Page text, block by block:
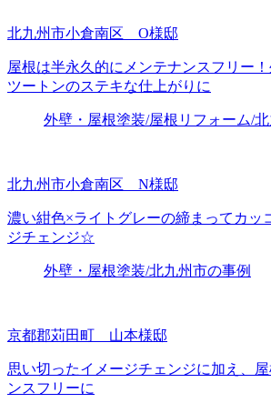
北九州市小倉南区 O様邸
屋根は半永久的にメンテナンスフリー
ツートンのステキな仕上がりに
外壁・屋根塗装/屋根リフォーム/
北九州市小倉南区 N様邸
濃い紺色×ライトグレーの締まってカッ
ジチェンジ☆
外壁・屋根塗装/北九州市の事例
京都郡苅田町 山本様邸
思い切ったイメージチェンジに加え、
ンスフリーに